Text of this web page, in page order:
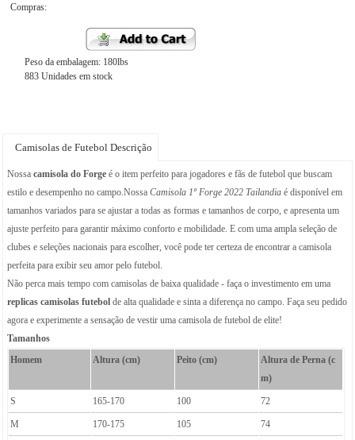
Compras:
Peso da embalagem: 180lbs
883 Unidades em stock
Camisolas de Futebol Descrição
Nossa camisola do Forge é o item perfeito para jogadores e fãs de futebol que buscam
estilo e desempenho no campo.Nossa Camisola 1º Forge 2022 Tailandia é disponível em
tamanhos variados para se ajustar a todas as formas e tamanhos de corpo, e apresenta um
ajuste perfeito para garantir máximo conforto e mobilidade. E com uma ampla seleção de
clubes e seleções nacionais para escolher, você pode ter certeza de encontrar a camisola
perfeita para exibir seu amor pelo futebol.
Não perca mais tempo com camisolas de baixa qualidade - faça o investimento em uma
replicas camisolas futebol de alta qualidade e sinta a diferença no campo. Faça seu pedido
agora e experimente a sensação de vestir uma camisola de futebol de elite!
Tamanhos
Homem
Altura (cm) Peito (cm)
Altura de Perna (c
m)
S 165-170 100 72
M 170-175 105 74